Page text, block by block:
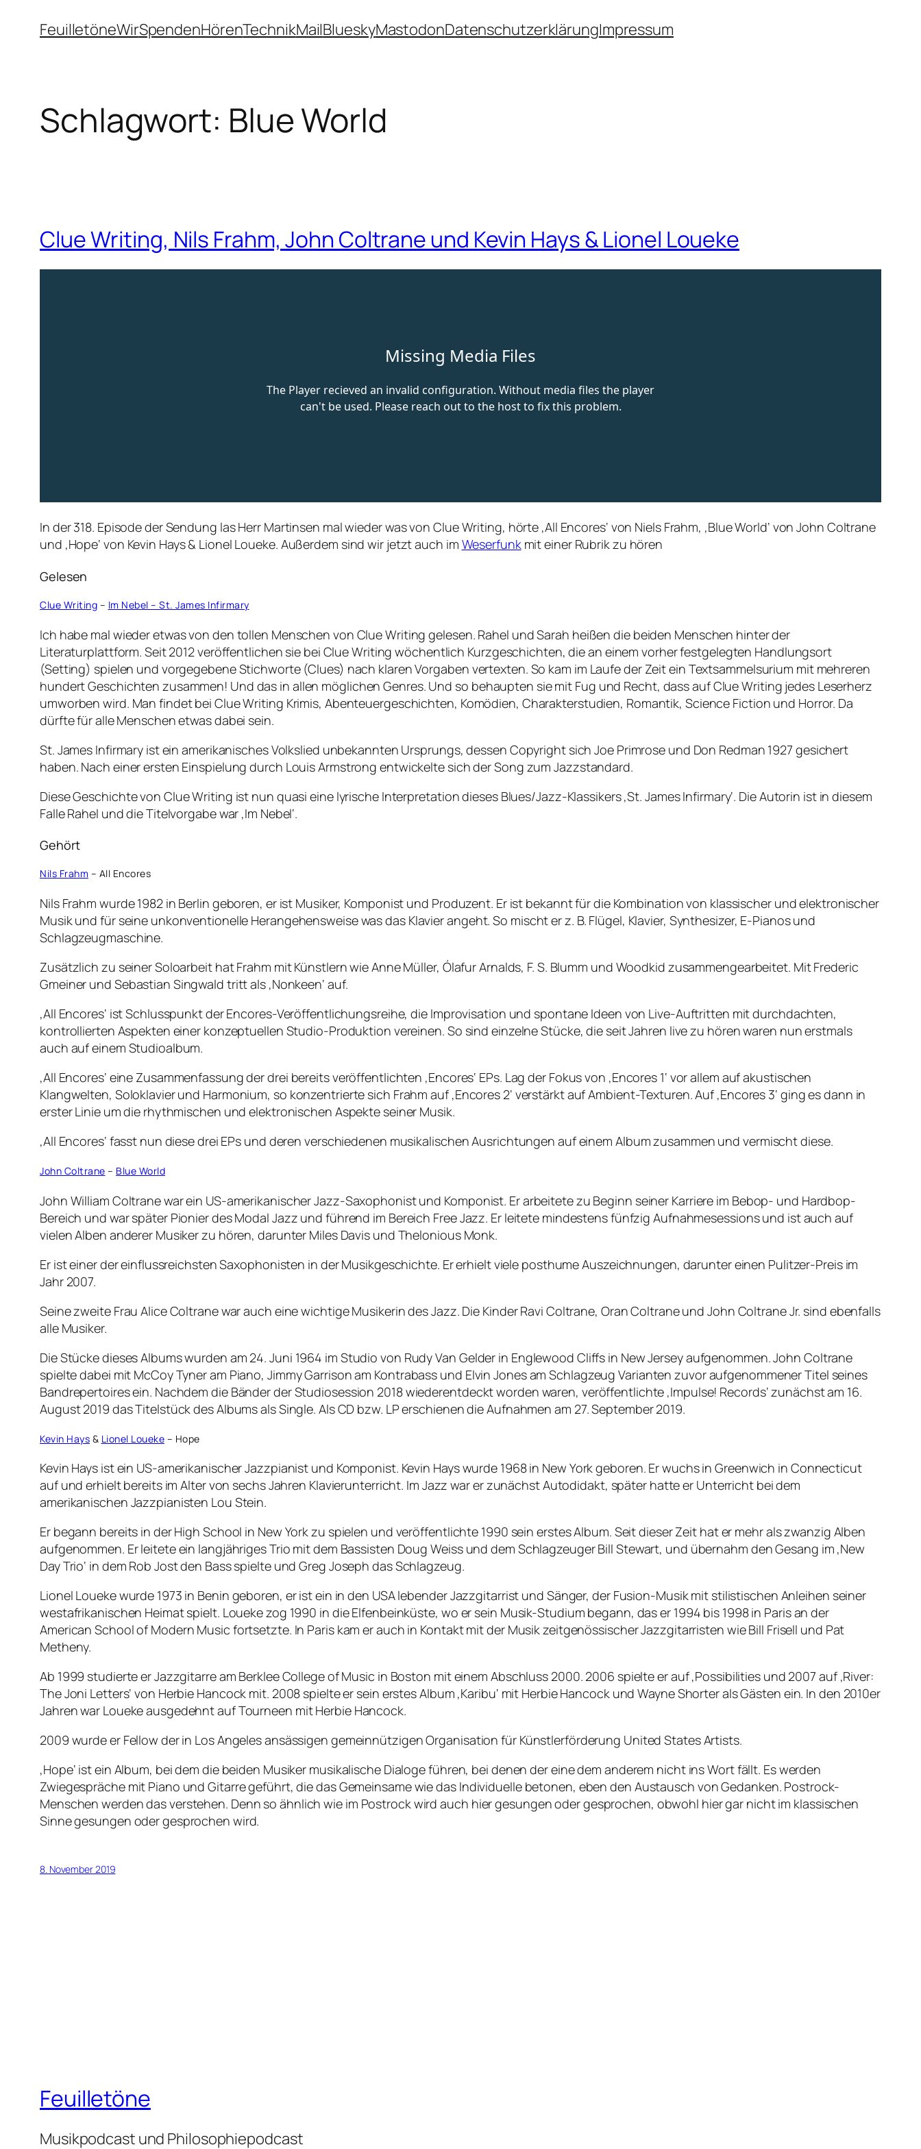
InhaltFeuilletöneWirSpendenHörenTechnikMailBlueskyMastodonDatenschutzerklärungImpressum
Schlagwort: Blue World
Clue Writing, Nils Frahm, John Coltrane und Kevin Hays & Lionel Loueke
In der 318. Episode der Sendung las Herr Martinsen mal wieder was von Clue Writing, hörte ‚All Encores‘ von Niels Frahm, ‚Blue World‘ von John Coltrane
und ‚Hope‘ von Kevin Hays & Lionel Loueke. Außerdem sind wir jetzt auch im Weserfunkmit einer Rubrik zu hören
Gelesen
Clue Writing – Im Nebel – St. James Infirmary
Ich habe mal wieder etwas von den tollen Menschen von Clue Writing gelesen. Rahel und Sarah heißen die beiden Menschen hinter der
Literaturplattform. Seit 2012 veröffentlichen sie bei Clue Writing wöchentlich Kurzgeschichten, die an einem vorher festgelegten Handlungsort
(Setting) spielen und vorgegebene Stichworte (Clues) nach klaren Vorgaben vertexten. So kam im Laufe der Zeit ein Textsammelsurium mit mehreren
hundert Geschichten zusammen! Und das in allen möglichen Genres. Und so behaupten sie mit Fug und Recht, dass auf Clue Writing jedes Leserherz
umworben wird. Man findet bei Clue Writing Krimis, Abenteuergeschichten, Komödien, Charakterstudien, Romantik, Science Fiction und Horror. Da
dürfte für alle Menschen etwas dabei sein.
St. James Infirmary ist ein amerikanisches Volkslied unbekannten Ursprungs, dessen Copyright sich Joe Primrose und Don Redman 1927 gesichert
haben. Nach einer ersten Einspielung durch Louis Armstrong entwickelte sich der Song zum Jazzstandard.
Diese Geschichte von Clue Writing ist nun quasi eine lyrische Interpretation dieses Blues/Jazz-Klassikers ‚St. James Infirmary‘. Die Autorin ist in diesem
Falle Rahel und die Titelvorgabe war ‚Im Nebel‘.
Gehört
Nils Frahm – All Encores
Nils Frahm wurde 1982 in Berlin geboren, er ist Musiker, Komponist und Produzent. Er ist bekannt für die Kombination von klassischer und elektronischer
Musik und für seine unkonventionelle Herangehensweise was das Klavier angeht. So mischt er z. B. Flügel, Klavier, Synthesizer, E-Pianos und
Schlagzeugmaschine.
Zusätzlich zu seiner Soloarbeit hat Frahm mit Künstlern wie Anne Müller, Ólafur Arnalds, F. S. Blumm und Woodkid zusammengearbeitet. Mit Frederic
Gmeiner und Sebastian Singwald tritt als ‚Nonkeen‘ auf.
‚All Encores‘ ist Schlusspunkt der Encores-Veröffentlichungsreihe, die Improvisation und spontane Ideen von Live-Auftritten mit durchdachten,
kontrollierten Aspekten einer konzeptuellen Studio-Produktion vereinen. So sind einzelne Stücke, die seit Jahren live zu hören waren nun erstmals
auch auf einem Studioalbum.
‚All Encores‘ eine Zusammenfassung der drei bereits veröffentlichten ‚Encores‘ EPs. Lag der Fokus von ‚Encores 1‘ vor allem auf akustischen
Klangwelten, Soloklavier und Harmonium, so konzentrierte sich Frahm auf ‚Encores 2‘ verstärkt auf Ambient-Texturen. Auf ‚Encores 3‘ ging es dann in
erster Linie um die rhythmischen und elektronischen Aspekte seiner Musik.
‚All Encores‘ fasst nun diese drei EPs und deren verschiedenen musikalischen Ausrichtungen auf einem Album zusammen und vermischt diese.
John Coltrane – Blue World
John William Coltrane war ein US-amerikanischer Jazz-Saxophonist und Komponist. Er arbeitete zu Beginn seiner Karriere im Bebop- und Hardbop-
Bereich und war später Pionier des Modal Jazz und führend im Bereich Free Jazz. Er leitete mindestens fünfzig Aufnahmesessions und ist auch auf
vielen Alben anderer Musiker zu hören, darunter Miles Davis und Thelonious Monk.
Er ist einer der einflussreichsten Saxophonisten in der Musikgeschichte. Er erhielt viele posthume Auszeichnungen, darunter einen Pulitzer-Preis im
Jahr 2007.
Seine zweite Frau Alice Coltrane war auch eine wichtige Musikerin des Jazz. Die Kinder Ravi Coltrane, Oran Coltrane und John Coltrane Jr. sind ebenfalls
alle Musiker.
Die Stücke dieses Albums wurden am 24. Juni 1964 im Studio von Rudy Van Gelder in Englewood Cliffs in New Jersey aufgenommen. John Coltrane
spielte dabei mit McCoy Tyner am Piano, Jimmy Garrison am Kontrabass und Elvin Jones am Schlagzeug Varianten zuvor aufgenommener Titel seines
Bandrepertoires ein. Nachdem die Bänder der Studiosession 2018 wiederentdeckt worden waren, veröffentlichte ‚Impulse! Records‘ zunächst am 16.
August 2019 das Titelstück des Albums als Single. Als CD bzw. LP erschienen die Aufnahmen am 27. September 2019.
Kevin Hays & Lionel Loueke – Hope
Kevin Hays ist ein US-amerikanischer Jazzpianist und Komponist. Kevin Hays wurde 1968 in New York geboren. Er wuchs in Greenwich in Connecticut
auf und erhielt bereits im Alter von sechs Jahren Klavierunterricht. Im Jazz war er zunächst Autodidakt, später hatte er Unterricht bei dem
amerikanischen Jazzpianisten Lou Stein.
Er begann bereits in der High School in New York zu spielen und veröffentlichte 1990 sein erstes Album. Seit dieser Zeit hat er mehr als zwanzig Alben
aufgenommen. Er leitete ein langjähriges Trio mit dem Bassisten Doug Weiss und dem Schlagzeuger Bill Stewart, und übernahm den Gesang im ‚New
Day Trio‘ in dem Rob Jost den Bass spielte und Greg Joseph das Schlagzeug.
Lionel Loueke wurde 1973 in Benin geboren, er ist ein in den USA lebender Jazzgitarrist und Sänger, der Fusion-Musik mit stilistischen Anleihen seiner
westafrikanischen Heimat spielt. Loueke zog 1990 in die Elfenbeinküste, wo er sein Musik-Studium begann, das er 1994 bis 1998 in Paris an der
American School of Modern Music fortsetzte. In Paris kam er auch in Kontakt mit der Musik zeitgenössischer Jazzgitarristen wie Bill Frisell und Pat
Metheny.
Ab 1999 studierte er Jazzgitarre am Berklee College of Music in Boston mit einem Abschluss 2000. 2006 spielte er auf ‚Possibilities und 2007 auf ‚River:
The Joni Letters‘ von Herbie Hancock mit. 2008 spielte er sein erstes Album ‚Karibu‘ mit Herbie Hancock und Wayne Shorter als Gästen ein. In den 2010er
Jahren war Loueke ausgedehnt auf Tourneen mit Herbie Hancock.
2009 wurde er Fellow der in Los Angeles ansässigen gemeinnützigen Organisation für Künstlerförderung United States Artists.
‚Hope‘ ist ein Album, bei dem die beiden Musiker musikalische Dialoge führen, bei denen der eine dem anderem nicht ins Wort fällt. Es werden
Zwiegespräche mit Piano und Gitarre geführt, die das Gemeinsame wie das Individuelle betonen, eben den Austausch von Gedanken. Postrock-
Menschen werden das verstehen. Denn so ähnlich wie im Postrock wird auch hier gesungen oder gesprochen, obwohl hier gar nicht im klassischen
Sinne gesungen oder gesprochen wird.
8. November 2019
Feuilletöne
Musikpodcast und Philosophiepodcast